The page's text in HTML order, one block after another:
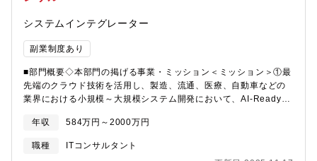
ド型マルチ決済サービス。【同社システム部部門体制】■システム
本部の活動を組織横断的に統括・支援する活動として、組織やシ
発部・基幹システム運用部・ペイメントシステム運用部・業務シ
ステム開発部）大型加盟店やカード会社をつなぐ決済ネットワー
クサービス（CARDNET/当社基幹システム）の開発・保守、社内
業務システム・社内インフラの構築・保守などを担当。■システム
部）各加盟店と当社をつなぐクラウドシステム（CARDNET-
Cloud）、決済端末（自社サービス）の企画、要件定義を担当。
(REST,WebRTC, Twilio)インフラ:AWS(EC2, S3, Aurora
GitBucket, VSCode, VirtualBox, Autify コミュニケーショ
連したサービス開発経験■アジャイル開発経験■フルリモートチー
ムでの開発経験■開発工程における要件定義、上流工程から稼働ま
で一連の開発経験者■開発組織のリーダー・マネージャー(CTO・
験■ゲーム開発経験【求める人物像】・エンジニアリングによって
社会課題の解決に貢献したい方・モビリティ、交通、MaaS分野に
システムインテグレーター
副業制度あり
■部門概要◇本部門の掲げる事業・ミッション＜ミッション＞①最
先端のクラウド技術を活用し、製造、流通、医療、自動車などの
業界における小規模～大規模システム開発において、AI-Readyを
社DX強化を実現しつつ、技術的リーダーシップを発揮してチーム
の成長を促進する②Cloud Transformationによる 「DX推進」
=CX 、AI Transformationによる 「企業革新」=AX この二つの
年収 584万円～2000万円
職種
ITコンサルタント